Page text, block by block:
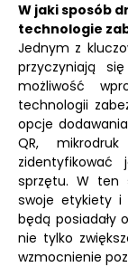
W jaki sposób
technologie
Jednym z
przyczyniają
możliwość
technologii
opcje
QR,
zidentyfikować
sprzętu. W ten
swoje etykiety i
będą posiadały
nie tylko
wzmocnienie